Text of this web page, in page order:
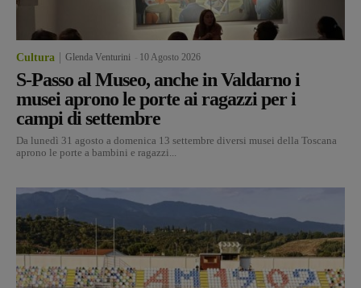
Cultura Glenda Venturini 10 Agosto 2026
S-Passo al Museo, anche in Valdarno i
musei aprono le porte ai ragazzi per i
campi di settembre
Da lunedì 31 agosto a domenica 13 settembre diversi musei della Toscana
aprono le porte a bambini e ragazzi...